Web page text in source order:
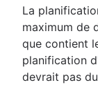
La
maximum de
que contient
planification
devrait pas